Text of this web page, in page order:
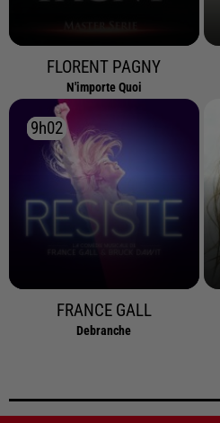
FLORENT PAGNY
N'importe Quoi
9h02
9h02
FRANCE GALL
Debranche